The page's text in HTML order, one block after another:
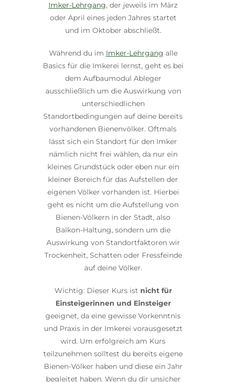
Imker-Lehrgang, der jeweils im März
oder April eines jeden Jahres startet
und im Oktober abschließt.
Während du im Imker-Lehrgang alle
Basics für die Imkerei lernst, geht es bei
dem Aufbaumodul Ableger
ausschließlich um die Auswirkung von
unterschiedlichen
Standortbedingungen auf deine bereits
vorhandenen Bienenvölker. Oftmals
lässt sich ein Standort für den Imker
nämlich nicht frei wählen, da nur ein
kleines Grundstück oder eben nur ein
kleiner Bereich für das Aufstellen der
eigenen Völker vorhanden ist. Hierbei
geht es nicht um die Aufstellung von
Bienen-Völkern in der Stadt, also
Balkon-Haltung, sondern um die
Auswirkung von Standortfaktoren wir
Trockenheit, Schatten oder Fressfeinde
auf deine Völker.
Wichtig: Dieser Kurs ist nicht für
Einsteigerinnen und Einsteiger
geeignet, da eine gewisse Vorkenntnis
und Praxis in der Imkerei vorausgesetzt
wird. Um erfolgreich am Kurs
teilzunehmen solltest du bereits eigene
Bienen-Völker haben und diese ein Jahr
begleitet haben. Wenn du dir unsicher